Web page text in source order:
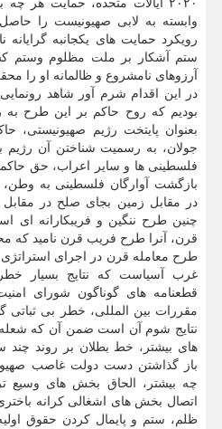
۲۰۲۰ ایالات متحده، حمایت هر
وابسته به لابی صهیونیست را حاصل
رویكرد حمایت های یكجانبه
ستم آشكار بر ملت مظلوم وستم
آرزوهای نامشروع و ظالمانه او را
در این اقدام شرم آور شاهد
بودیم كه روح حاكم بر این طرح
بعنوان پایتخت رژیم صهیونیستی،
جولان، به رسمیت شناختن آن رژیم
فلسطینی ها و سایر اعراب، حق
بازگشت آوارگان فلسطینی به
در مقابل زمین بجای صلح در
چنین طرح ننگین و فریبكارانه ای
قرن، آنرا طرح فریب قرن نامید
طرح معامله قرن در اجرای استراتژی
غرب آسیاست كه نتایج بسیار
قطعنامه های گوناگون شورای
مقررات بین المللی، خطر بی ثباتی
نتایج شوم آن است ضمن آن كه
های بیشتر، خط بطلان بر روند چند
باز گذاشتن دست دولت غاصب
چه بیشتر، الحاق بخش های وسیع
اتصال بخش های اشغالی كرانه باختری
ظلم، ستم و پایمال كردن حقوق